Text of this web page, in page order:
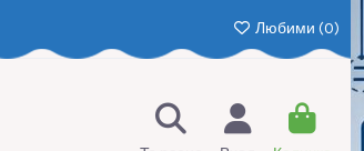
Любими (0)